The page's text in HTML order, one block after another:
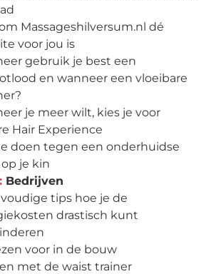
Massageshilversum.nl dé
voor jou is
gebruik je best een
en wanneer een vloeibare
je meer wilt, kies je voor
Hair Experience
doen tegen een onderhuidse
je kin
Bedrijven
tips hoe je de
drastisch kunt
voor in de bouw
met de waist trainer